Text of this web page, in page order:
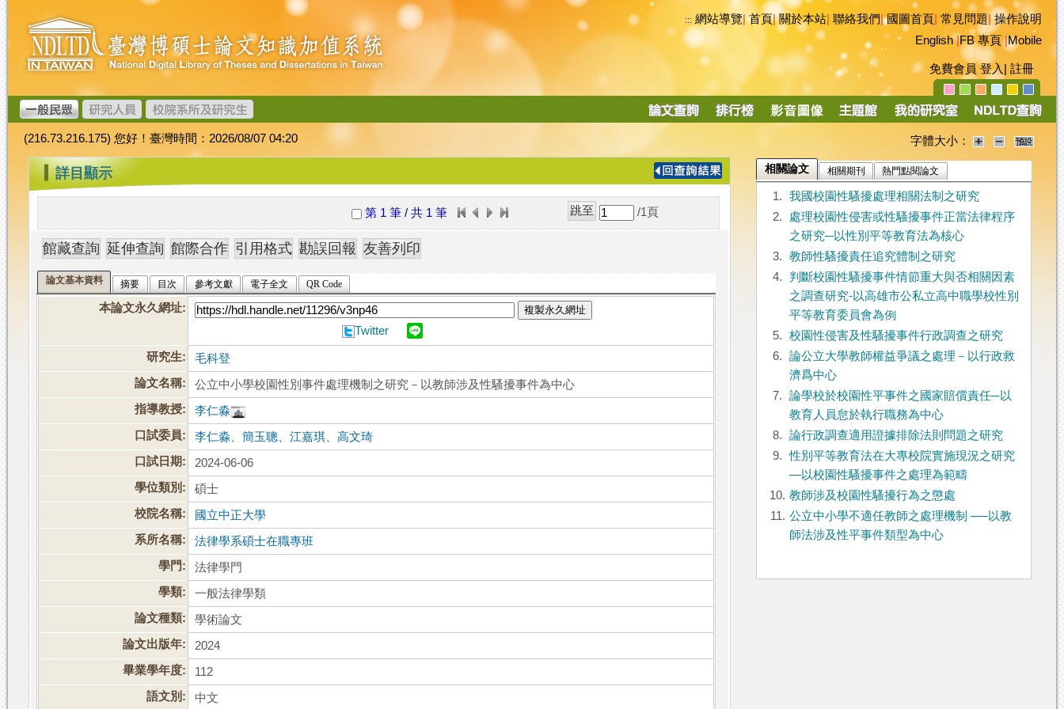
跳
到
主
要
內
容
臺
灣
博
碩
士
論
文
加
值
系
統
::: 網站導覽|首頁|關於本站 聯絡我們|國圖首頁 常見問題|操作說明
English|FB 專頁|Mobile
免費會員 登入 註冊
導
(216.73.216.175) 您好！臺灣時間：2026/08/07 04:20 字體大小：
::: 詳目顯示
第 1 筆 / 共 1 筆 /1 頁
論文基本資料 摘要 目次 參考文獻 電子全文 QR Code
本論文永久網址: 複製永久網址
Twitter
研究生:
毛科登
論文名稱:
公立中小學校園性別事件處理機制之研究－以教師涉及性騷擾事件為中心
指導教授:
李仁淼
口試委員:
李仁淼 、簡玉聰 、江嘉琪 、高文琦
口試日期:
2024-06-06
學位類別:
碩士
校院名稱:
國立中正大學
系所名稱:
法律學系碩士在職專班
學門:
法律學門
學類:
一般法律學類
論文種類:
學術論文
論文出版年:
2024
畢業學年度:
112
語文別:
中文
相關論文 相關期刊 熱門點閱論文
1.
我國校園性騷擾處理相關法制之研究
2.
處理校園性侵害或性騷擾事件正當法律程序
之研究─以性別平等教育法為核心
3.
教師性騷擾責任追究體制之研究
4.
判斷校園性騷擾事件情節重大與否相關因素
之調查研究-以高雄市公私立高中職學校性別
平等教育委員會為例
5.
校園性侵害及性騷擾事件行政調查之研究
6.
論公立大學教師權益爭議之處理－以行政救
濟爲中心
7.
論學校於校園性平事件之國家賠償責任─以
教育人員怠於執行職務為中心
8.
論行政調查適用證據排除法則問題之研究
9. 性別平等教育法在大專校院實施現況之研究
—以校園性騷擾事件之處理為範疇
10. 教師涉及校園性騷擾行為之懲處
11. 公立中小學不適任教師之處理機制 ──以教
師法涉及性平事件類型為中心